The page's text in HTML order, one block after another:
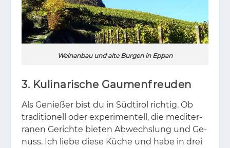
Weinanbau und alte Burgen in Eppan
3. Kulinarische Gaumenfreuden
Als Ge­nie­ßer bist du in Süd­ti­rol rich­tig. Ob
tra­di­tio­nell oder ex­pe­ri­men­tell, die me­di­ter­
ra­nen Ge­rich­te bie­ten Ab­wechs­lung und Ge­
nuss. Ich lie­be die­se Kü­che und habe in drei